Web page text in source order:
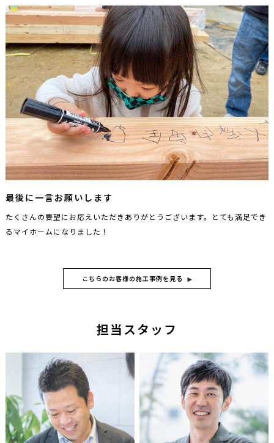
最後に一言お願いします
たくさんの要望にお応えいただきありがとうございます。とても満足でき
るマイホームになりました！
こちらのお客様の施工事例を見る
担当スタッフ